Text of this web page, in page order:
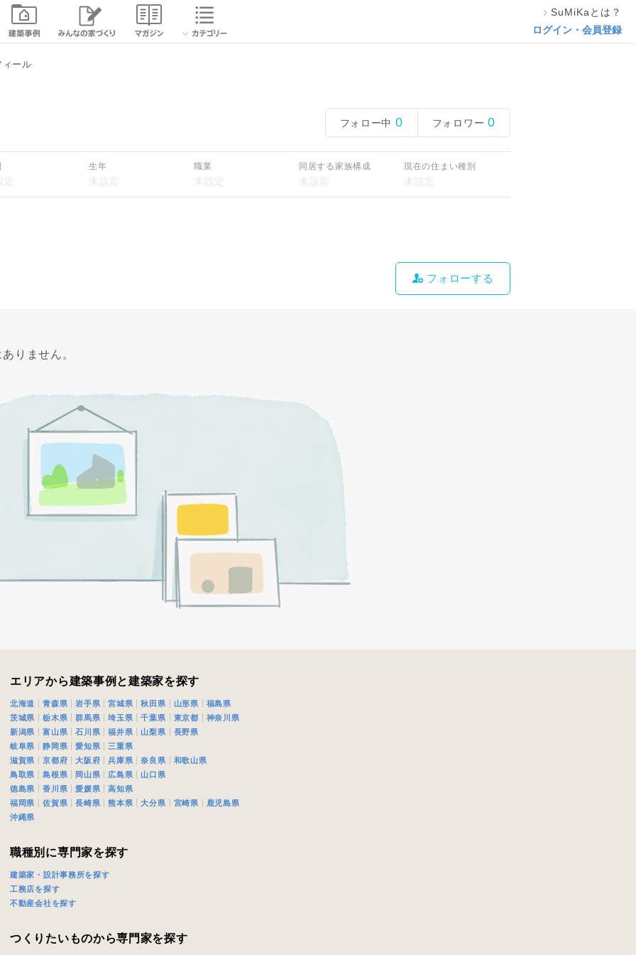
SuMiKaとは？
ログイン・会員登録
続きを読む
ィール
フォロー中 0 フォロワー 0
生年 職業 同居する家族構成 現在の住まい種別
フォローする
りません。
エリアから建築事例と建築家を探す
北海道 青森県 岩手県 宮城県 秋田県 山形県
福島県
茨城県
栃木県 群馬県 埼玉県 千葉県 東京都
神奈川県
新潟県
富山県 石川県 福井県 山梨県
長野県
岐阜県
静岡県 愛知県
三重県
滋賀県
京都府 大阪府 兵庫県 奈良県
和歌山県
鳥取県
島根県 岡山県 広島県
山口県
徳島県
香川県 愛媛県
高知県
福岡県
佐賀県 長崎県 熊本県 大分県 宮崎県
鹿児島県
沖縄県
職種別に専門家を探す
建築家・設計事務所を探す
工務店を探す
不動産会社を探す
つくりたいものから専門家を探す